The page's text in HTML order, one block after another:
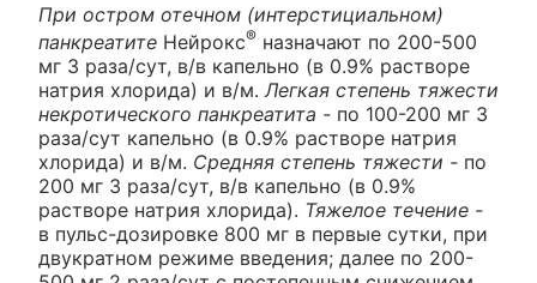
При остром отечном (интерстициальном)
панкреатите Нейрокс® назначают по 200-500
мг 3 раза/сут, в/в капельно (в 0.9% растворе
натрия хлорида) и в/м.Легкая степень тяжести
некротического панкреатита - по 100-200 мг 3
раза/сут капельно (в 0.9% растворе натрия
хлорида) и в/м. Средняя степень тяжести - по
200 мг 3 раза/сут, в/в капельно (в 0.9%
растворе натрия хлорида). Тяжелое течение -
в пульс-дозировке 800 мг в первые сутки, при
двукратном режиме введения; далее по 200-